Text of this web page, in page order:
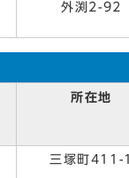
外渕2-92
所在地
三塚町411-1